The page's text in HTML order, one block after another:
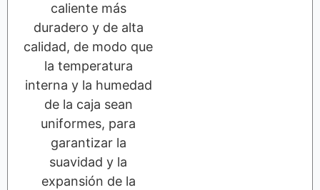
caliente más
duradero y de alta
calidad, de modo que
la temperatura
interna y la humedad
de la caja sean
uniformes, para
garantizar la
suavidad y la
expansión de la